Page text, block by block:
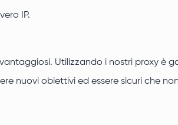
IP.
Utilizzando i nostri proxy è
nuovi obiettivi ed essere sicuri che